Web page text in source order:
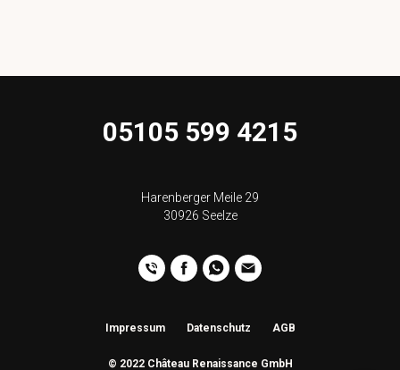
05105 599 4215
Harenberger Meile 29
30926 Seelze
Impressum Datenschutz AGB
© 2022 Château Renaissance GmbH